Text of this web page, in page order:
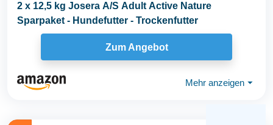
2 x 12,5 kg Josera A/S Adult Active Nature
Sparpaket - Hundefutter - Trockenfutter
Zum Angebot
Mehr anzeigen ⏷